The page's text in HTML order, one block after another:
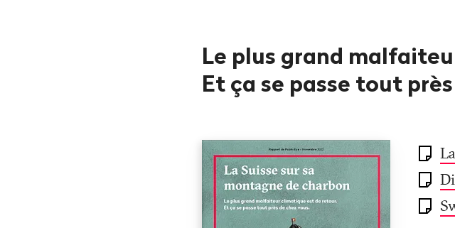
Le plus grand
Et ça se passe tout